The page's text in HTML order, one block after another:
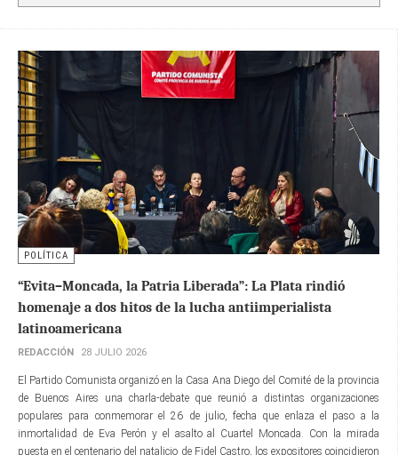
POLÍTICA
“Evita–Moncada, la Patria Liberada”: La Plata rindió
homenaje a dos hitos de la lucha antiimperialista
latinoamericana
REDACCIÓN 28 JULIO 2026
El Partido Comunista organizó en la Casa Ana Diego del Comité de la provincia
de Buenos Aires una charla-debate que reunió a distintas organizaciones
populares para conmemorar el 26 de julio, fecha que enlaza el paso a la
inmortalidad de Eva Perón y el asalto al Cuartel Moncada. Con la mirada
puesta en el centenario del natalicio de Fidel Castro, los expositores coincidieron